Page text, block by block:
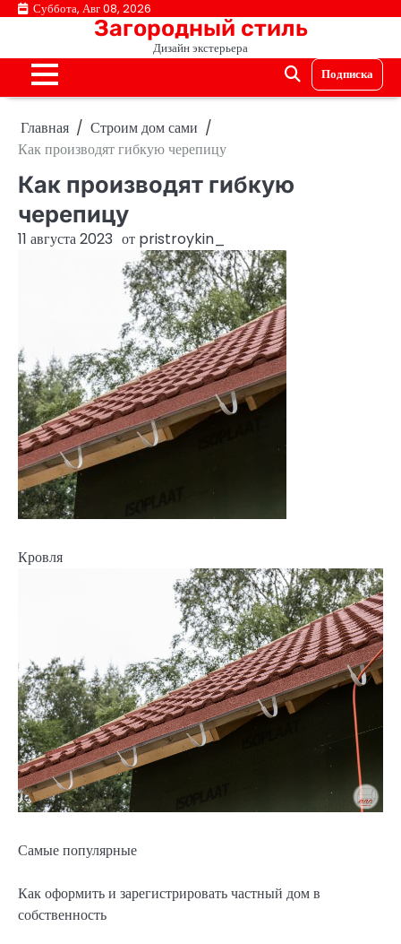
ПерейтиСуббота, Авг 08, 2026
Загородный стиль
Дизайн экстерьера
Подписка
Главная
Строим дом сами
Как производят гибкую черепицу
Как производят гибкую
черепицу
11 августа 2023 от pristroykin_
Кровля
Самые популярные
Как оформить и зарегистрировать частный дом в
собственность